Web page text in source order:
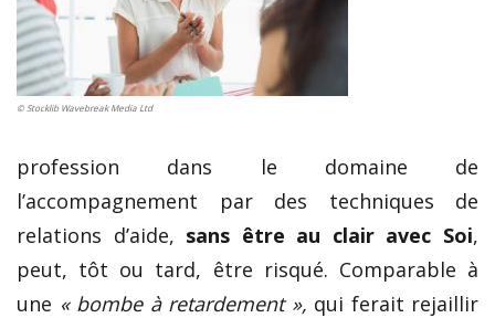
© Stocklib Wavebreak Media Ltd
profession dans le domaine de
l’accompagnement par des techniques de
relations d’aide, sans être au clair avec Soi,
peut, tôt ou tard, être risqué. Comparable à
une « bombe à retardement », qui ferait rejaillir